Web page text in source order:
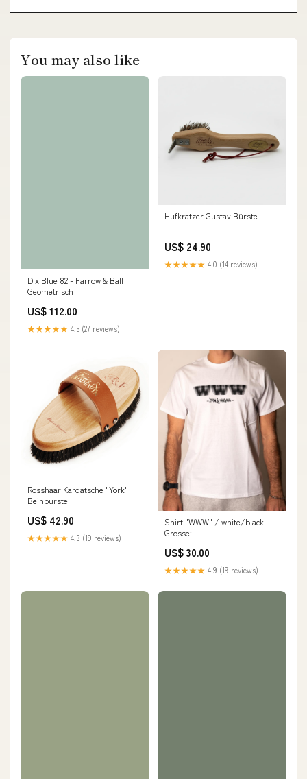
You may also like
Dix Blue 82 - Farrow & Ball
Geometrisch
US$ 112.00
★★★★★ 4.5 (27 reviews)
Hufkratzer Gustav Bürste
US$ 24.90
★★★★★ 4.0 (14 reviews)
Rosshaar Kardätsche "York"
Beinbürste
US$ 42.90
★★★★★ 4.3 (19 reviews)
Shirt "WWW" / white/black
Grösse:L
US$ 30.00
★★★★★ 4.9 (19 reviews)